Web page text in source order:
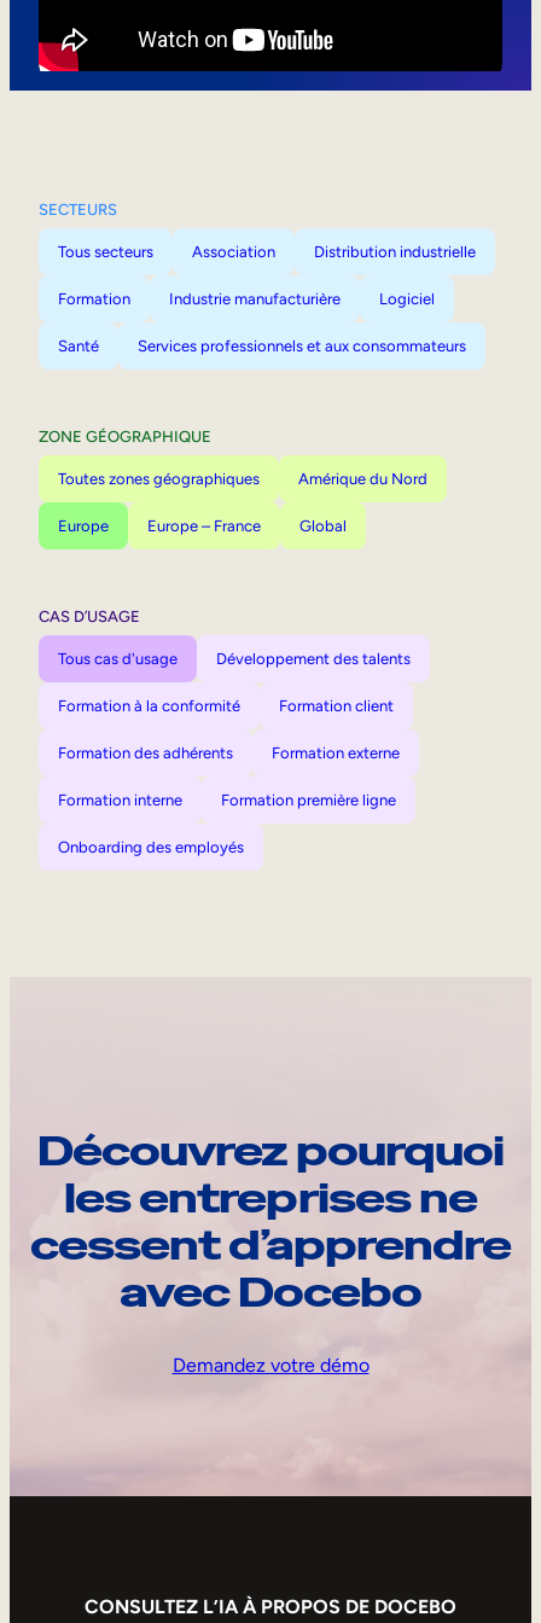
SECTEURS
Tous secteurs Association Distribution industrielle
Formation Industrie manufacturière Logiciel
Santé Services professionnels et aux consommateurs
ZONE GÉOGRAPHIQUE
Toutes zones géographiques Amérique du Nord
Europe Europe – France Global
CAS D’USAGE
Tous cas d'usage Développement des talents
Formation à la conformité Formation client
Formation des adhérents Formation externe
Formation interne Formation première ligne
Onboarding des employés
Découvrez pourquoi
les entreprises ne
cessent d’apprendre
avec Docebo
Demandez votre démo
CONSULTEZ L’IA À PROPOS DE DOCEBO